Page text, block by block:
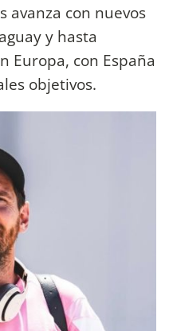
avanza con nuevos
y hasta
Europa, con España
objetivos.